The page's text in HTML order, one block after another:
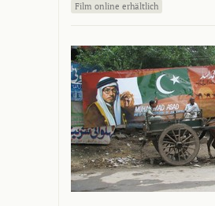
Film online erhältlich